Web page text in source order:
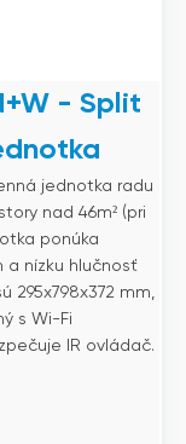
- Split
jednotka radu
nad 46m² (pri
ponúka
a nízku hlučnosť
295x798x372 mm,
s Wi-Fi
IR ovládač.